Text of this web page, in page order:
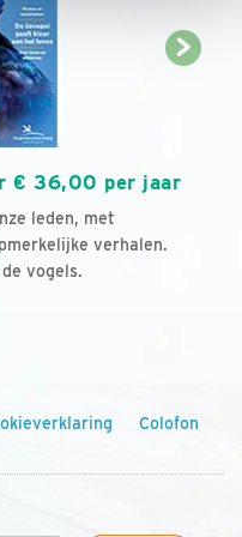
€ 36,00 per jaar
leden, met
verhalen.
vogels.
Colofon